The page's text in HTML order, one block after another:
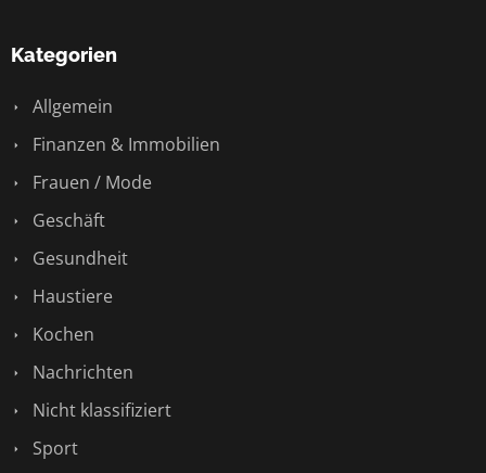
Kategorien
Allgemein
Finanzen & Immobilien
Frauen / Mode
Geschäft
Gesundheit
Haustiere
Kochen
Nachrichten
Nicht klassifiziert
Sport